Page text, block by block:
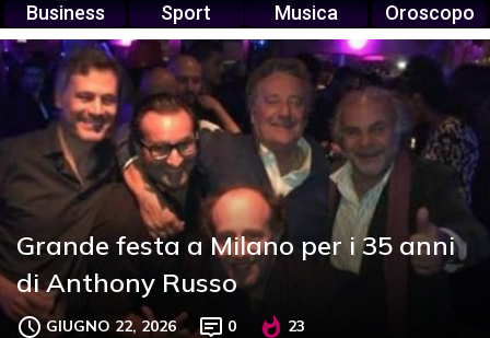
Business Sport Musica Oroscopo
Grande festa a Milano per i 35 anni
di Anthony Russo
GIUGNO 22, 2026 0 23